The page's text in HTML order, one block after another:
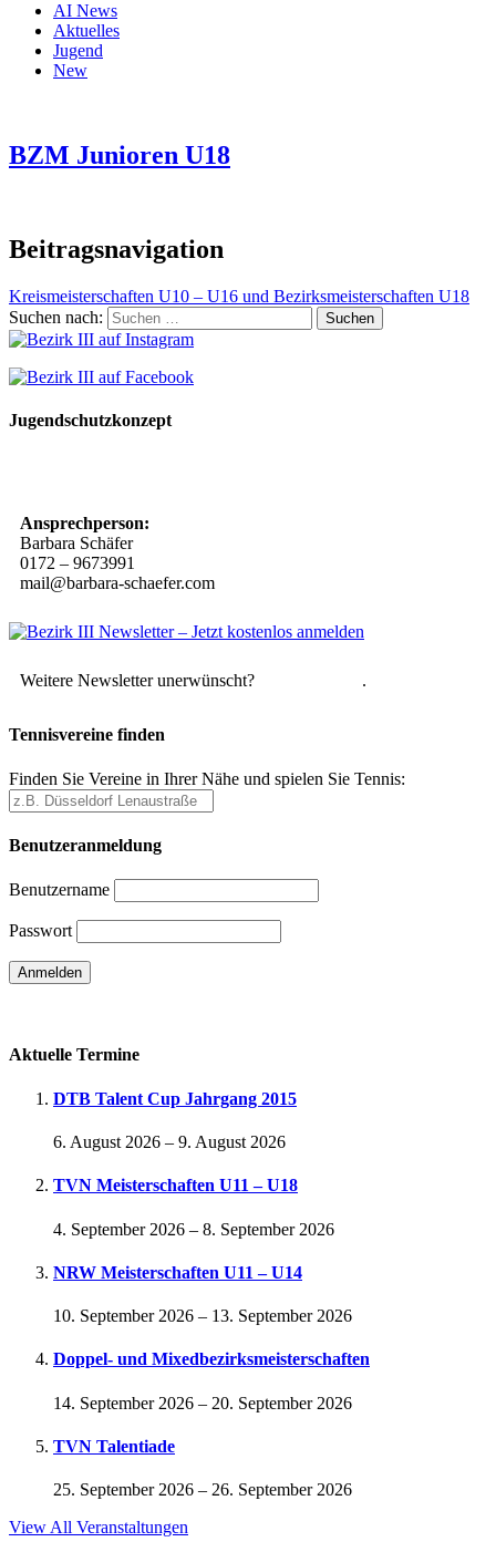
AI News
Aktuelles
Jugend
New
BZM Junioren U18
Beitragsnavigation
Kreismeisterschaften U10 – U16 und Bezirksmeisterschaften U18
Suchen nach:
Jugendschutzkonzept
Ansprechperson:
Barbara Schäfer
0172 – 9673991
mail@barbara-schaefer.com
Weitere Newsletter unerwünscht? .
Tennisvereine finden
Finden Sie Vereine in Ihrer Nähe und spielen Sie Tennis:
Benutzeranmeldung
Benutzername
Passwort
Aktuelle Termine
DTB Talent Cup Jahrgang 2015
6. August 2026 – 9. August 2026
TVN Meisterschaften U11 – U18
4. September 2026 – 8. September 2026
NRW Meisterschaften U11 – U14
10. September 2026 – 13. September 2026
Doppel- und Mixedbezirksmeisterschaften
14. September 2026 – 20. September 2026
TVN Talentiade
25. September 2026 – 26. September 2026
View All Veranstaltungen